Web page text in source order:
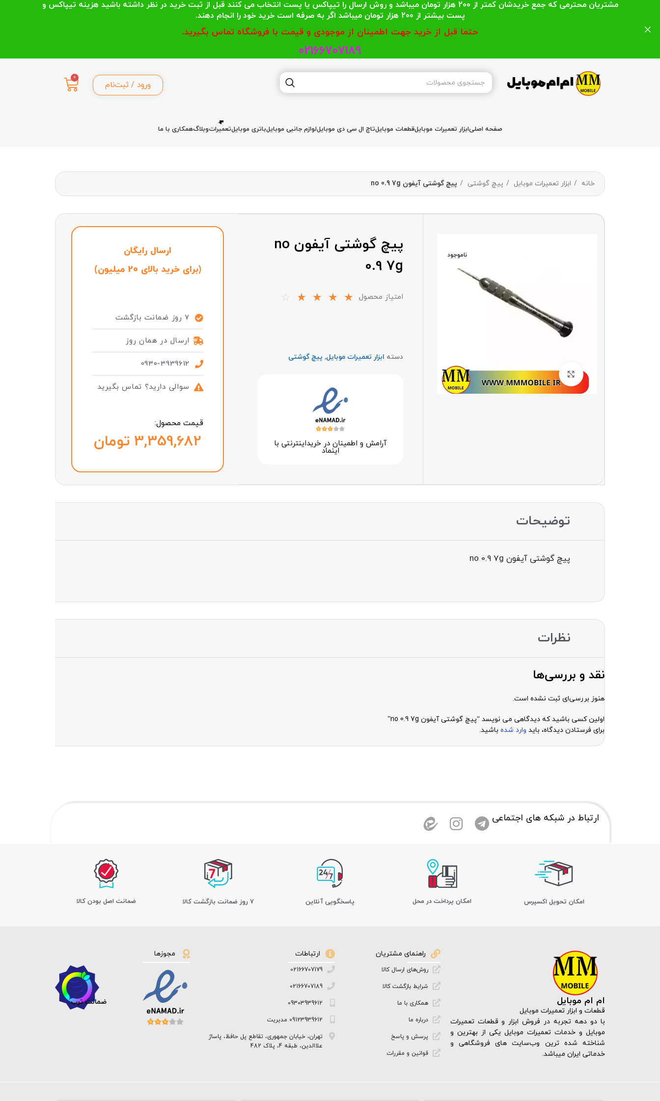
ورود / ثبت‌نام
0
صفحه اصلیابزار تعمیرات موبایلقطعات موبایلتاچ ال سی دی موبایللوازم جانبی موبایلباتری موبایلتعمیراتوبلاگهمکاری با ما
خانه ابزار تعمیرات موبایل پیچ گوشتی پیچ گوشتی آیفون no 0.9 7g
ناموجود
پیچ گوشتی آیفون no
0.9 7g
امتیاز محصول ☆
☆
☆
☆
☆
دسته ابزار تعمیرات موبایل, پیچ گوشتی
آرامش و اطمینان در خرید‌اینترنتی با
اینماد
ارسال رایگان
(برای خرید بالای 20 میلیون)
7 روز ضمانت بازگشت
ارسال در همان روز
0930-3939612
سوالی دارید؟ تماس بگیرید
قیمت محصول:
تومان
توضیحات
پیچ گوشتی آیفون no 0.9 7g
نظرات
نقد و بررسی‌ها
هنوز بررسی‌ای ثبت نشده است.
اولین کسی باشید که دیدگاهی می نویسد “پیچ گوشتی آیفون no 0.9 7g”
برای فرستادن دیدگاه، باید وارد شده باشید.
ارتباط در شبکه های اجتماعی
اﻣﮑﺎن ﺗﺤﻮﯾﻞ اﮐﺴﭙﺮس امکان پرداخت در محل پاسخگویی آنلاین 7 روز ضمانت بازگشت کالا ﺿﻤﺎﻧﺖ اﺻﻞ ﺑﻮدن ﮐﺎﻟﺎ
ام ام موبایل
قطعات و ابزار تعمیرات موبایل
با دو دهه تجربه در فروش ابزار و قطعات تعمیرات
موبایل و خدمات تعمیرات موبایل یکی از بهترین و
شناخته شده ترین وب‌سایت های فروشگاهی و
خدماتی ایران میباشد.
راهنمای مشتریان
روش‌های ارسال کالا
شرایط بازگشت کالا
همکاری با ما
درباره ما
پرسش و پاسخ
قوانین و مقررات
ارتباطات
02166707179
02166707189
09303939612
09123939612 مدیریت
تهران، خیابان جمهوری، تقاطع پل حافظ، پاساژ
علاالدین، طبقه 4، پلاک 482
مجوزها
ضمانت ترب
مشتریان محترمی که جمع خریدشان کمتر از 200 هزار تومان میباشد و روش ارسال را تیپاکس یا پست انتخاب می کنند قبل از ثبت خرید در نظر داشته باشید هزینه تیپاکس و
پست بیشتر از 200 هزار تومان میباشد اگر به صرفه است خرید خود را انجام دهند.
حتما قبل از خرید جهت اطمینان از موجودی و قیمت با فروشگاه تماس بگیرید.
02166707189